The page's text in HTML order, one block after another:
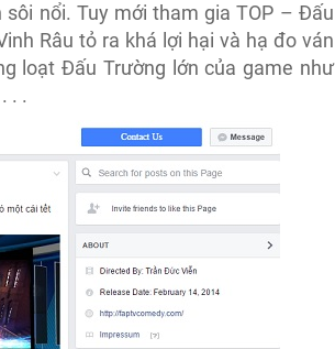
nổi. Tuy mới tham gia TOP – Đấu
Râu tỏ ra khá lợi hại và hạ đo ván
loạt Đấu Trường lớn của game như
. .